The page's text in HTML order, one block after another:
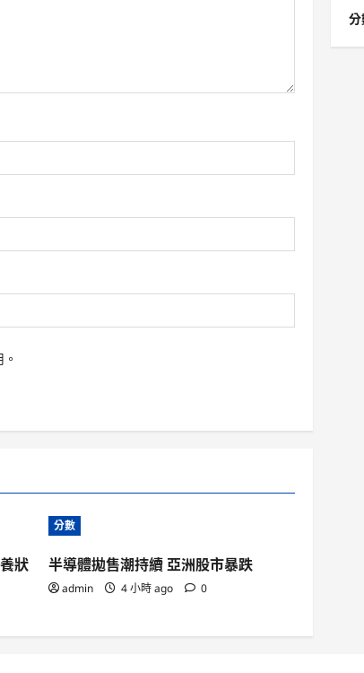
狀
分數
半導體拋售潮持續 亞洲股市暴跌
admin 4 小時 ago 0
分